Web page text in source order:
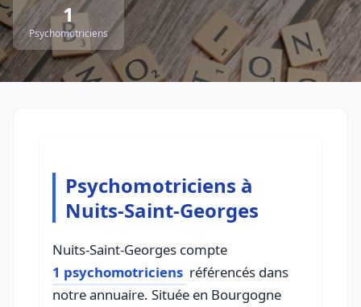
1
Psychomotriciens
Psychomotriciens à
Nuits-Saint-Georges
Nuits-Saint-Georges compte
1 psychomotriciens référencés dans
notre annuaire. Située en Bourgogne